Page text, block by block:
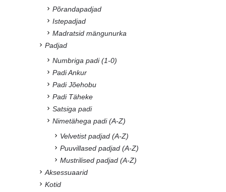
Põrandapadjad
Istepadjad
Madratsid mängunurka
Padjad
Numbriga padi (1-0)
Padi Ankur
Padi Jõehobu
Padi Täheke
Satsiga padi
Nimetähega padi (A-Z)
Velvetist padjad (A-Z)
Puuvillased padjad (A-Z)
Mustrilised padjad (A-Z)
Aksessuaarid
Kotid